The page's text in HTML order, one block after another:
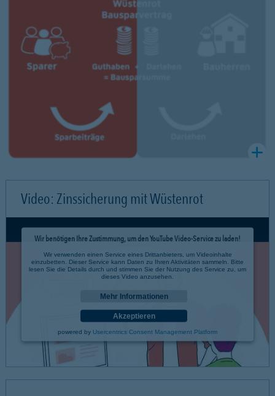
Video: Zinssicherung mit Wüstenrot
Wir benötigen Ihre Zustimmung, um den YouTube Video-Service zu laden!
Wir verwenden einen Service eines Drittanbieters, um Videoinhalte
einzubetten. Dieser Service kann Daten zu Ihren Aktivitäten sammeln. Bitte
lesen Sie die Details durch und stimmen Sie der Nutzung des Service zu, um
dieses Video anzusehen.
Mehr Informationen
Akzeptieren
powered by Usercentrics Consent Management Platform